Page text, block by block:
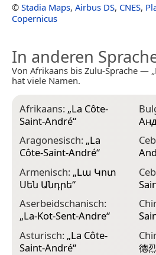
© Stadia Maps, Airbus DS, CNES,
Copernicus
In anderen
Von Afrikaans bis Zulu-Sprache —
hat viele Namen.
Afrikaans: „La Côte-
Saint-André“
Aragonesisch: „La
Côte-Saint-André“
Armenisch: „Լա Կոտ
Սեն Անդրե“
Aserbeidschanisch:
„La-Kot-Sent-Andre“
Asturisch: „La Côte-
Saint-André“
德